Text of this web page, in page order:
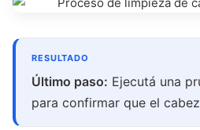
Último paso: Ejecutá una
para confirmar que el